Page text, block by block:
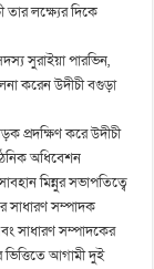
তার লক্ষ্যের দিকে
সুরাইয়া পারভিন,
করেন উদীচী বগুড়া
প্রদক্ষিণ করে উদীচী
অধিবেশন
মিন্নুর সভাপতিত্বে
সাধারণ সম্পাদক
সাধারণ সম্পাদকের
ভিত্তিতে আগামী দুই